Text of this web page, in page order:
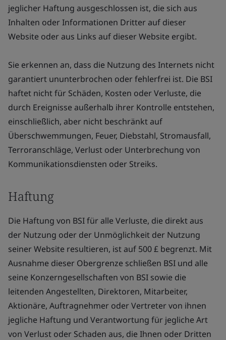
jeglicher Haftung ausgeschlossen ist, die sich aus
Inhalten oder Informationen Dritter auf dieser
Website oder aus Links auf dieser Website ergibt.
Sie erkennen an, dass die Nutzung des Internets nicht
garantiert ununterbrochen oder fehlerfrei ist. Die BSI
haftet nicht für Schäden, Kosten oder Verluste, die
durch Ereignisse außerhalb ihrer Kontrolle entstehen,
einschließlich, aber nicht beschränkt auf
Überschwemmungen, Feuer, Diebstahl, Stromausfall,
Terroranschläge, Verlust oder Unterbrechung von
Kommunikationsdiensten oder Streiks.
Haftung
Die Haftung von BSI für alle Verluste, die direkt aus
der Nutzung oder der Unmöglichkeit der Nutzung
seiner Website resultieren, ist auf 500 £ begrenzt. Mit
Ausnahme dieser Obergrenze schließen BSI und alle
seine Konzerngesellschaften von BSI sowie die
leitenden Angestellten, Direktoren, Mitarbeiter,
Aktionäre, Auftragnehmer oder Vertreter von ihnen
jegliche Haftung und Verantwortung für jegliche Art
von Verlust oder Schaden aus, die Ihnen oder Dritten